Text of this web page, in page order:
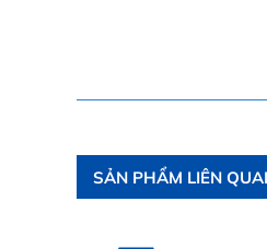
SẢN PHẨM LIÊN